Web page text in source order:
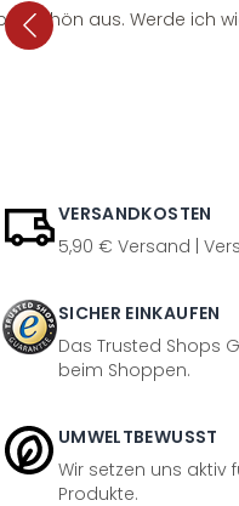
schön aus. Werde ich
VERSANDKOSTEN
5,90 € Versand |
SICHER EINKAUFEN
Das Trusted Shops
beim Shoppen.
UMWELTBEWUSST
Wir setzen uns aktiv
Produkte.